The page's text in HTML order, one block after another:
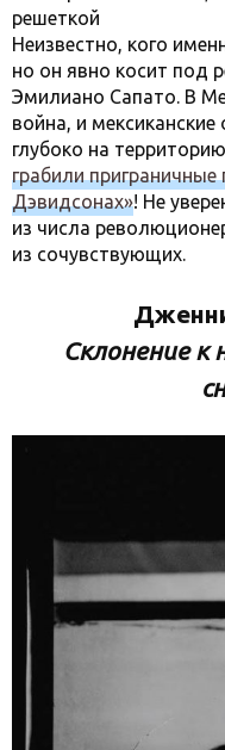
решеткой
Неизвестно, кого
но он явно косит под
Эмилиано Сапато. В
война, и
глубоко на
грабили
Дэвидсонах»! Не
из числа
из сочувствующих.
Склонение к